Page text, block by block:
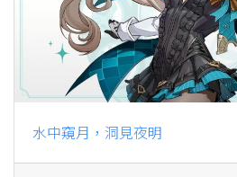
水中窺月，洞見夜明